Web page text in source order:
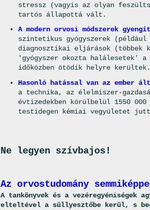
stressz (vagyis az olyan
tartós állapottá vált.
A modern orvosi módszerek
szintetikus gyógyszerek
diagnosztikai eljárások (többek
'gyógyszer okozta halálesetek'
időközben ötödik helyre kerültek.
Hasonló hatással van az ember
a technika, az élelmiszer-
évtizedekben körülbelül 15­50
testidegen kémiai vegyületet
Ne legyen szívbajos!
Az orvostudomány
A tankönyvek és a vezéregyéniségek
elteltével a süllyesztőbe kerül, s